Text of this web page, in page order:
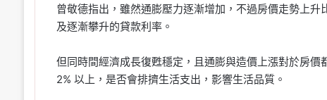
曾敬德指出，雖然通膨壓力逐漸增加，不過房價走勢上
及逐漸攀升的貸款利率。
但同時間經濟成長復甦穩定，且通膨與造價上漲對於房
2% 以上，是否會排擠生活支出，影響生活品質。